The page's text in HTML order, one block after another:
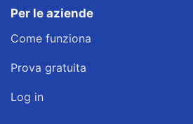
Per le aziende
Come funziona
Prova gratuita
Log in